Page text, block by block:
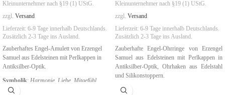
Kleinunternehmer nach §19 (1) UStG.
zzgl. Versand
Lieferzeit: 6-9 Tage innerhalb Deutschlands.
Zusätzlich 2-3 Tage ins Ausland.
Zauberhaftes Engel-Amulett von Erzengel
Samuel aus Edelsteinen mit Perlkappen in
Antiksilber-Optik.
Symbolik: Harmonie, Liebe, Mitgefühl
Kleinunternehmer nach §19 (1) UStG.
zzgl. Versand
Lieferzeit: 6-9 Tage innerhalb Deutschlands.
Zusätzlich 2-3 Tage ins Ausland.
Zauberhafte Engel-Ohrringe von Erzengel
Samuel aus Edelsteinen mit Perlkappen in
Antiksilber-Optik, Ohrhaken aus Edelstahl
und Silikonstoppern.
Symbolik